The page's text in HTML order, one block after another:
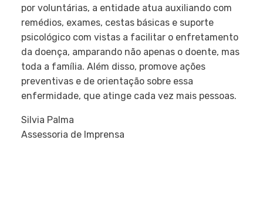
por voluntárias, a entidade atua auxiliando com
remédios, exames, cestas básicas e suporte
psicológico com vistas a facilitar o enfretamento
da doença, amparando não apenas o doente, mas
toda a família. Além disso, promove ações
preventivas e de orientação sobre essa
enfermidade, que atinge cada vez mais pessoas.
Silvia Palma
Assessoria de Imprensa